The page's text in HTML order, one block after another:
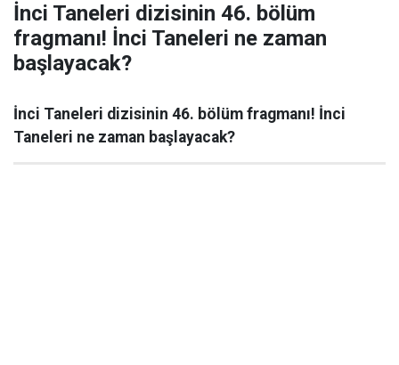
İnci Taneleri dizisinin 46. bölüm
fragmanı! İnci Taneleri ne zaman
başlayacak?
İnci Taneleri dizisinin 46. bölüm fragmanı! İnci
Taneleri ne zaman başlayacak?